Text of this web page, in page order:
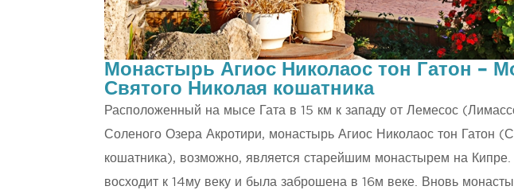
Монастырь Агиос Николаос тон Гатон –
Святого Николая кошатника
Расположенный на мысе Гата в 15 км к западу от Лемесос
Соленого Озера Акротири, монастырь Агиос Николаос тон Гатон
кошатника), возможно, является старейшим монастырем на
восходит к 14му веку и была заброшена в 16м веке. Вновь